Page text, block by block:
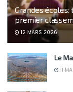
Grandes
premier
12 MARS 2026
Le
11